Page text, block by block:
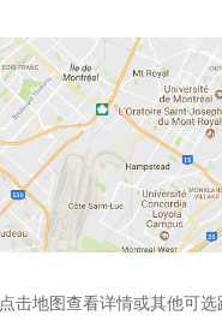
点击地图查看详情或其他可选